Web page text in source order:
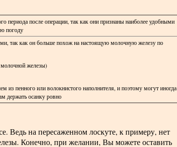
периода после операции, так как они признаны наиболее удобными
погоду
так как он больше похож на настоящую молочную железу по
молочной железы)
из пенного или волокнистого наполнителя, и поэтому могут иногда
держать осанку ровно
Ведь на пересаженном лоскуте, к примеру, нет
Конечно, при желании, Вы можете оставить